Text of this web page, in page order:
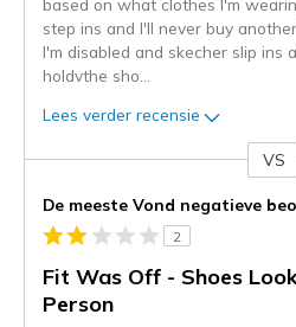
step ins and I'll never buy
I'm disabled and skecher slip ins
holdvthe sho
Lees verder recensie
content
wordt
momenteel
gemigreerd
naar
VS
De meeste Vond negatieve
2
Fit Was Off - Shoes
Person